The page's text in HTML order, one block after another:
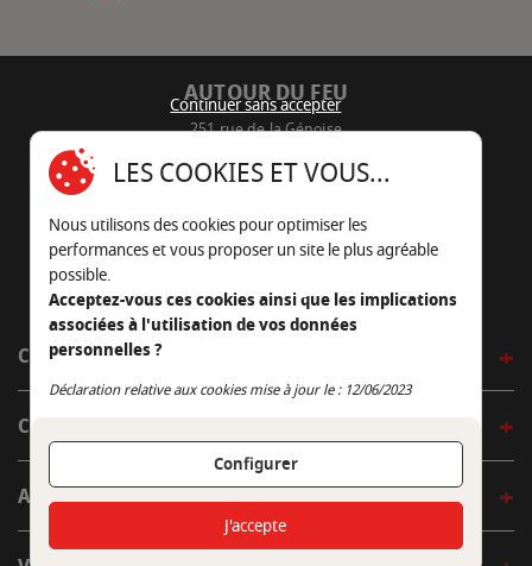
AUTOUR DU FEU
251 rue de la Génoise
05 45 22 98 09
Nous envoyer un e-mail
CÔTÉ OUTDOOR
CÔTÉ INDOOR
AUTOUR DE LA TABLE
Continuer sans accepter
LES COOKIES ET VOUS...
Nous utilisons des cookies pour optimiser les
performances et vous proposer un site le plus agréable
possible.
Acceptez-vous ces cookies ainsi que les implications
associées à l'utilisation de vos données
personnelles ?
Déclaration relative aux cookies mise à jour le : 12/06/2023
Configurer
Continuer sans accepter
J'accepte